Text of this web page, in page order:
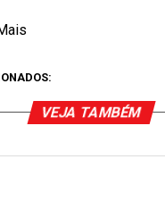
VEJA TAMBÉM